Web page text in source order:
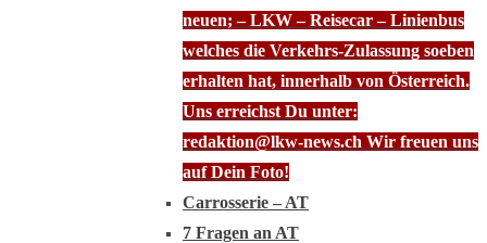
neuen; – LKW – Reisecar – Linienbus
welches die Verkehrs-Zulassung soeben
erhalten hat, innerhalb von Österreich.
Uns erreichst Du unter:
redaktion@lkw-news.ch Wir freuen uns
auf Dein Foto!
Carrosserie – AT
7 Fragen an AT